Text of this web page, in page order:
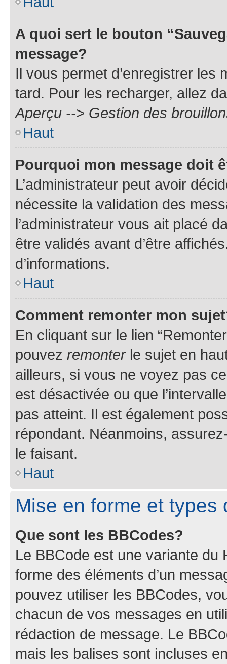
A quoi sert le bouton
message?
Il vous permet d’enregistrer
tard. Pour les recharger, allez
Aperçu --> Gestion des
Haut
Pourquoi mon message doit
L’administrateur peut avoir
nécessite la validation des
l’administrateur vous ait placé
être validés avant d’être
d’informations.
Haut
Comment remonter mon
En cliquant sur le lien
pouvez remonterle sujet en
ailleurs, si vous ne voyez pas
est désactivée ou que
pas atteint. Il est également
répondant. Néanmoins,
le faisant.
Haut
Mise en forme et types
Que sont les BBCodes?
Le BBCode est une variante du
forme des éléments d’un
pouvez utiliser les BBCodes,
chacun de vos messages en
rédaction de message. Le
mais les balises sont incluses